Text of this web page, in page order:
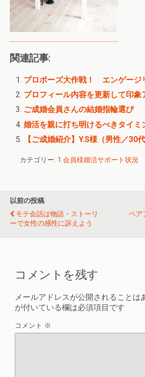
関連記事:
プロポーズ大作戦！ エンゲージ
プロフィール内容を更新して印象
ご成婚会員さんの結婚指輪選び
婚活を親に打ち明けるべきタイミ
【ご成婚紹介】Y.S様（男性／30代
カテゴリー: 1.会員様婚活サポート状況
以前の投稿
モテ会話は物語・ストーリ
ーで女性の感性に訴えよう
ペア
コメントを残す
メールアドレスが公開されることは
が付いている欄は必須項目です
コメント ※